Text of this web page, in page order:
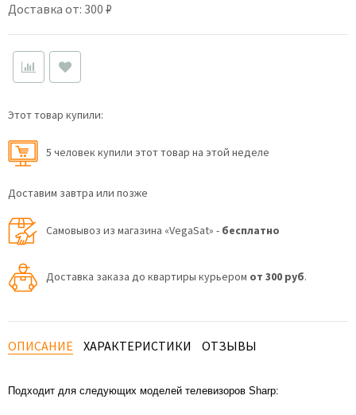
Доставка от: 300 ₽
Этот товар купили:
5 человек купили этот товар на этой неделе
Доставим завтра или позже
Самовывоз из магазина «VegaSat» - бесплатно
Доставка заказа до квартиры курьером от 300 руб.
ОПИСАНИЕ ХАРАКТЕРИСТИКИ ОТЗЫВЫ
Подходит для следующих моделей телевизоров Sharp: